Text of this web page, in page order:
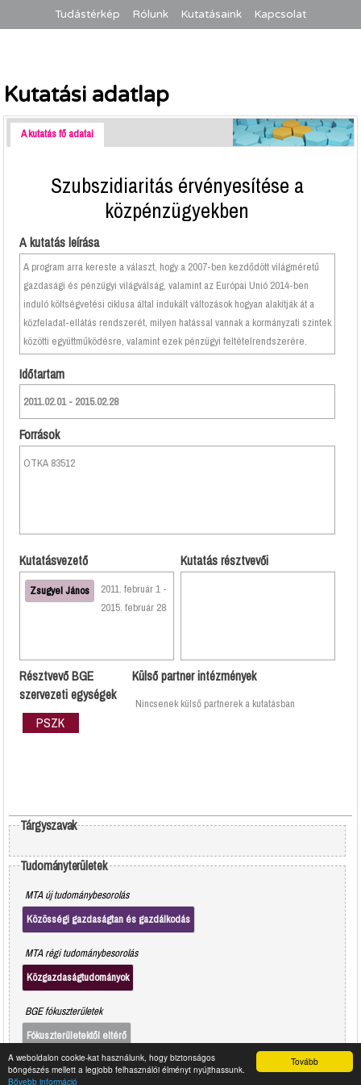
Tovább
A weboldalon cookie-kat használunk, hogy biztonságos
böngészés mellett a legjobb felhasználói élményt nyújthassunk.
Bővebb információ
Tudástérkép Rólunk Kutatásaink Kapcsolat
Kutatási adatlap
A kutatás fő adatai
Szubszidiaritás érvényesítése a
közpénzügyekben
A kutatás leírása
A program arra kereste a választ, hogy a 2007-ben kezdődött világméretű
gazdasági és pénzügyi világválság, valamint az Európai Unió 2014-ben
induló költségvetési ciklusa által indukált változások hogyan alakítják át a
közfeladat-ellátás rendszerét, milyen hatással vannak a kormányzati szintek
közötti együttműködésre, valamint ezek pénzügyi feltételrendszerére.
Időtartam
2011.02.01 - 2015.02.28
Források
OTKA 83512
Kutatásvezető
Zsugyel János
2011. február 1 -
2015. február 28
Kutatás résztvevői
Résztvevő BGE
szervezeti egységek
PSZK
Külső partner intézmények
Nincsenek külső partnerek a kutatásban
Tárgyszavak
Tudományterületek
MTA új tudománybesorolás
Közösségi gazdaságtan és gazdálkodás
MTA régi tudománybesorolás
Közgazdaságtudományok
BGE fókuszterületek
Fókuszterületektől eltérő